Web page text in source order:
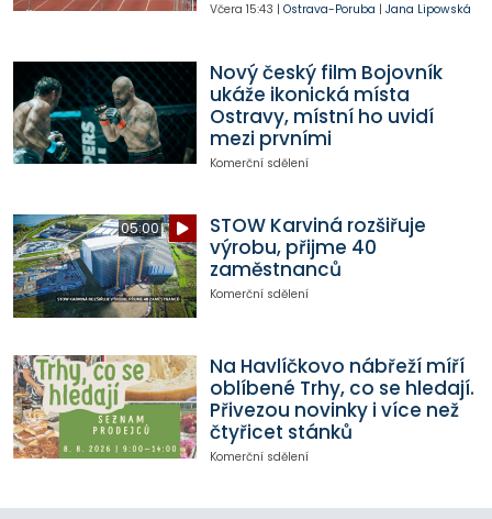
Včera 15:43 | Ostrava-Poruba | Jana Lipowská
Nový český film Bojovník
ukáže ikonická místa
Ostravy, místní ho uvidí
mezi prvními
Komerční sdělení
05:00
STOW Karviná rozšiřuje
výrobu, přijme 40
zaměstnanců
Komerční sdělení
Na Havlíčkovo nábřeží míří
oblíbené Trhy, co se hledají.
Přivezou novinky i více než
čtyřicet stánků
Komerční sdělení